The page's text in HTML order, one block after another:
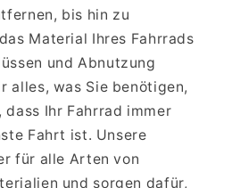
bis hin zu
Material Ihres Fahrrads
und Abnutzung
alles, was Sie benötigen,
Ihr Fahrrad immer
Fahrt ist. Unsere
für alle Arten von
und sorgen dafür,